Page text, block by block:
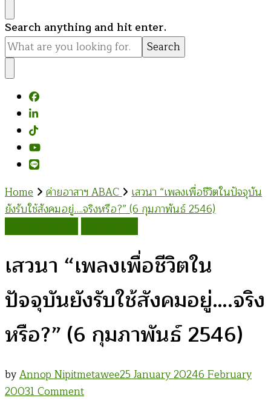
Looking
for
Something?
Search anything and hit enter.
Home ค่ายอาสาฯ ABAC เสวนา “เพลงเพื่อชีวิตในปัจจุบัน
ยังรับใช้สังคมอยู่….จริงหรือ?” (6 กุมภาพันธ์ 2546)
เสวนา “เพลงเพื่อชีวิตใน
ปัจจุบันยังรับใช้สังคมอยู่….จริง
หรือ?” (6 กุมภาพันธ์ 2546)
byAnnop Nipitmetawee25 January 20246 February
20031 Commenton